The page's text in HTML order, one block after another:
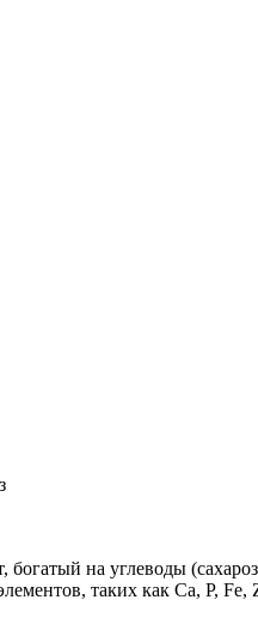
на углеводы
таких как Ca, P, Fe,